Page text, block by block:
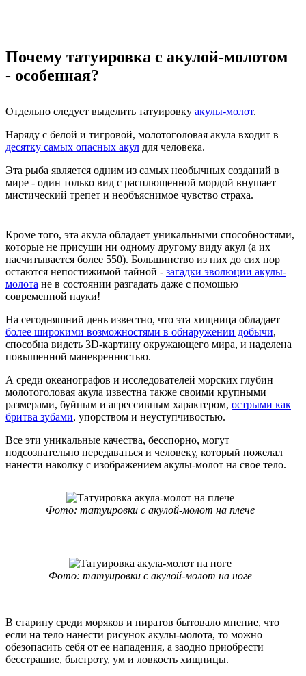
Почему татуировка с акулой-молотом
- особенная?
Отдельно следует выделить татуировку акулы-молот.
Наряду с белой и тигровой, молотоголовая акула входит в
десятку самых опасных акул для человека.
Эта рыба является одним из самых необычных созданий в
мире - один только вид с расплющенной мордой внушает
мистический трепет и необъяснимое чувство страха.
Кроме того, эта акула обладает уникальными способностями,
которые не присущи ни одному другому виду акул (а их
насчитывается более 550). Большинство из них до сих пор
остаются непостижимой тайной - загадки эволюции акулы-
молота не в состоянии разгадать даже с помощью
современной науки!
На сегодняшний день известно, что эта хищница обладает
более широкими возможностями в обнаружении добычи,
способна видеть 3D-картину окружающего мира, и наделена
повышенной маневренностью.
А среди океанографов и исследователей морских глубин
молотоголовая акула известна также своими крупными
размерами, буйным и агрессивным характером, острыми как
бритва зубами, упорством и неуступчивостью.
Все эти уникальные качества, бесспорно, могут
подсознательно передаваться и человеку, который пожелал
нанести наколку с изображением акулы-молот на свое тело.
Фото: татуировки с акулой-молот на плече
Фото: татуировки с акулой-молот на ноге
В старину среди моряков и пиратов бытовало мнение, что
если на тело нанести рисунок акулы-молота, то можно
обезопасить себя от ее нападения, а заодно приобрести
бесстрашие, быстроту, ум и ловкость хищницы.